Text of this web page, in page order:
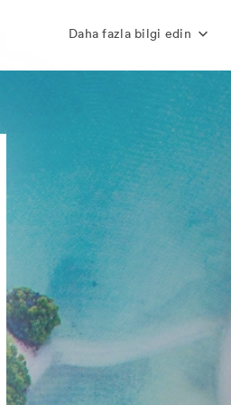
Daha fazla bilgi edin